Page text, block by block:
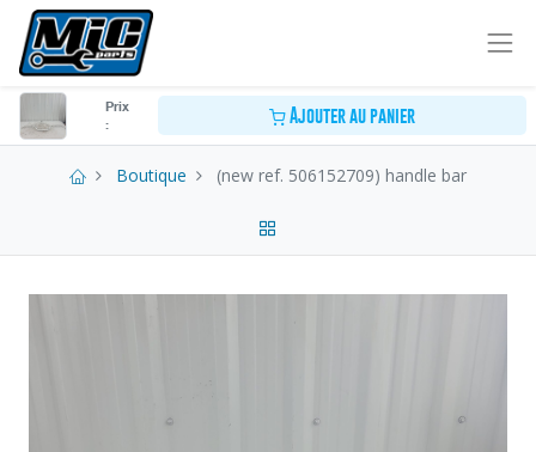
Prix
:
Ajouter au panier
Boutique (new ref. 506152709) handle bar